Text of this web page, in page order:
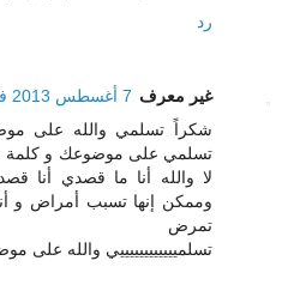
رد
غير معرف 7 أغسطس 2013 في 11:54 م
شكراً تسلمي والله على
تسلمي على موضوعك و كلمة
لا والله أنا ما قصدي أنا
وممكن إنها تسبب أمراض و
تمرض
تسلمييييييييييييي والله على